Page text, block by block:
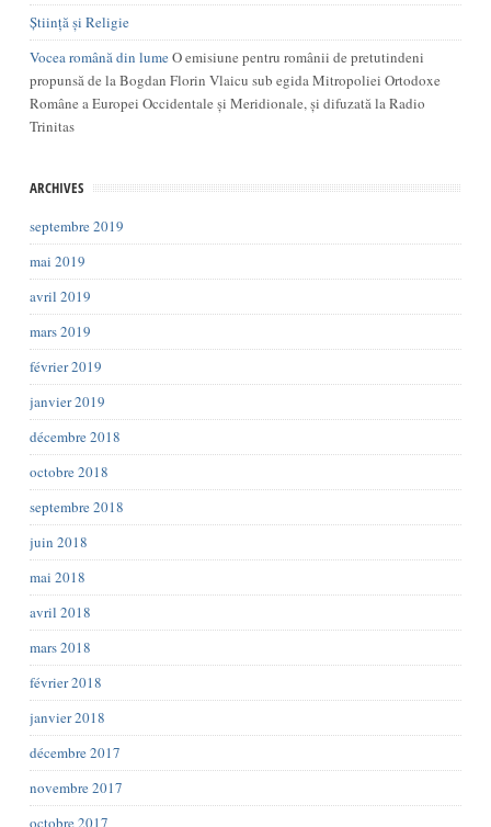
Știință și Religie
Vocea română din lumeO emisiune pentru românii de pretutindeni
propunsă de la Bogdan Florin Vlaicu sub egida Mitropoliei Ortodoxe
Române a Europei Occidentale și Meridionale, și difuzată la Radio
Trinitas
ARCHIVES
septembre 2019
mai 2019
avril 2019
mars 2019
février 2019
janvier 2019
décembre 2018
octobre 2018
septembre 2018
juin 2018
mai 2018
avril 2018
mars 2018
février 2018
janvier 2018
décembre 2017
novembre 2017
octobre 2017